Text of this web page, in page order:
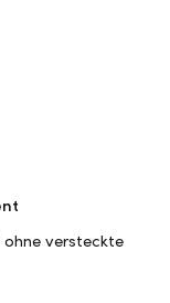
versteckte